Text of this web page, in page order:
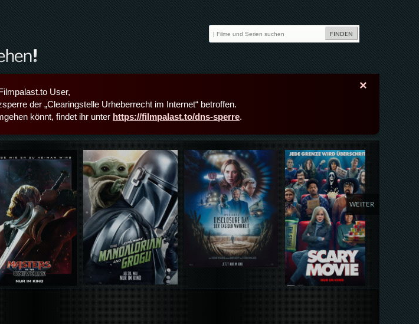
×
User,
der „Clearingstelle Urheberrecht im Internet“ betroffen.
könnt, findet ihr unter https://filmpalast.to/dns-sperre.
Details,Play Details,Play Details,Play Details,Play
WEITER